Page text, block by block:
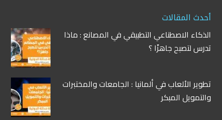
أحدث المقالات
الذكاء الاصطناعي التطبيقي في المصانع : ماذا
تدرس لتصبح جاهزًا ؟
تطوير الألعاب في ألمانيا : الجامعات والمختبرات
والتمويل المبكر